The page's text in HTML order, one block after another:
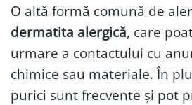
O altă formă comună de
dermatita alergică, care
urmare a contactului cu
chimice sau materiale. În
purici sunt frecvente și pot